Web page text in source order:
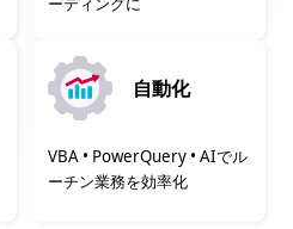
自動化
VBA • PowerQuery • AIでル
ーチン業務を効率化